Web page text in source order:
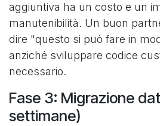
aggiuntiva ha un costo e un
manutenibilità. Un buon
dire "questo si può fare in
anziché sviluppare codice
necessario.
Fase 3: Migrazione
settimane)